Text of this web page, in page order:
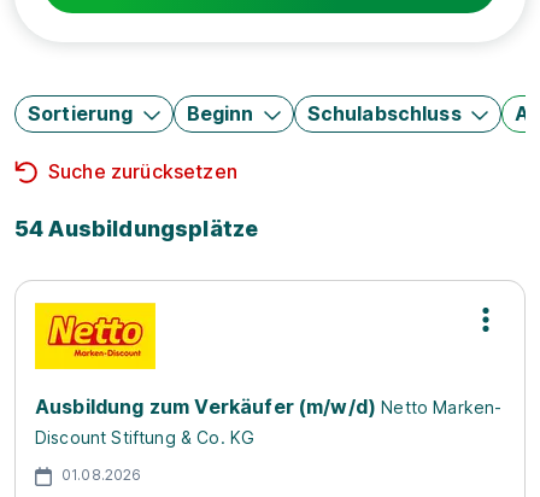
Sortierung Beginn Schulabschluss
Suche zurücksetzen
54 Ausbildungsplätze
Ausbildung zum Verkäufer (m/w/d) Netto Marken-
Discount Stiftung & Co. KG
01.08.2026